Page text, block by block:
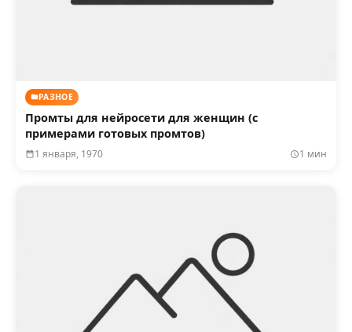
РАЗНОЕ
Промты для нейросети для женщин (с
примерами готовых промтов)
1 января, 1970 1 мин